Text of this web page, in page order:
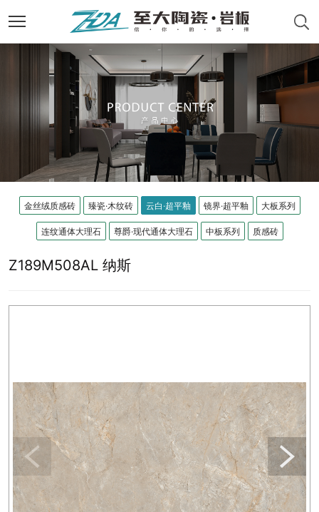
金丝绒质感砖 臻瓷·木纹砖 云白·超平釉 镜界·超平釉 大板系列
连纹通体大理石 尊爵·现代通体大理石 中板系列 质感砖
Z189M508AL 纳斯